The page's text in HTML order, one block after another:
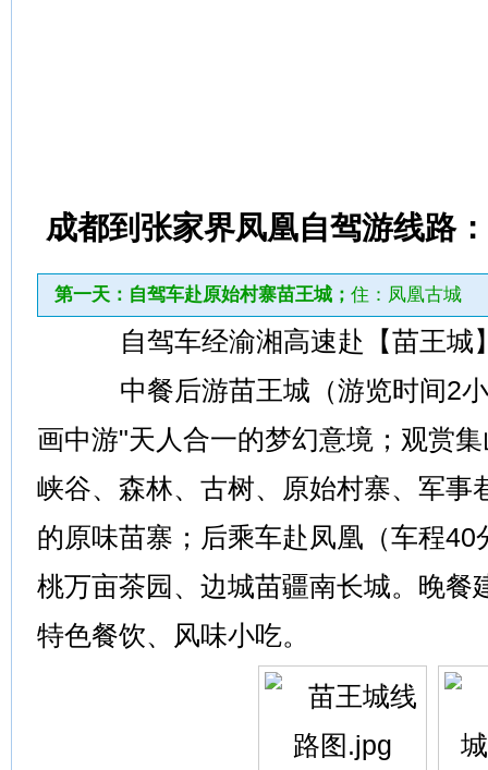
成都到张家界凤凰自驾游线路：
第一天：自驾车赴原始村寨苗王城； 住：凤凰古城
自驾车经渝湘高速赴【苗王城
中餐后游苗王城（游览时间2小
画中游"天人合一的梦幻意境；观赏
峡谷、森林、古树、原始村寨、军事
的原味苗寨；后乘车赴凤凰（车程
桃万亩茶园、边城苗疆南长城。晚餐
特色餐饮、风味小吃。